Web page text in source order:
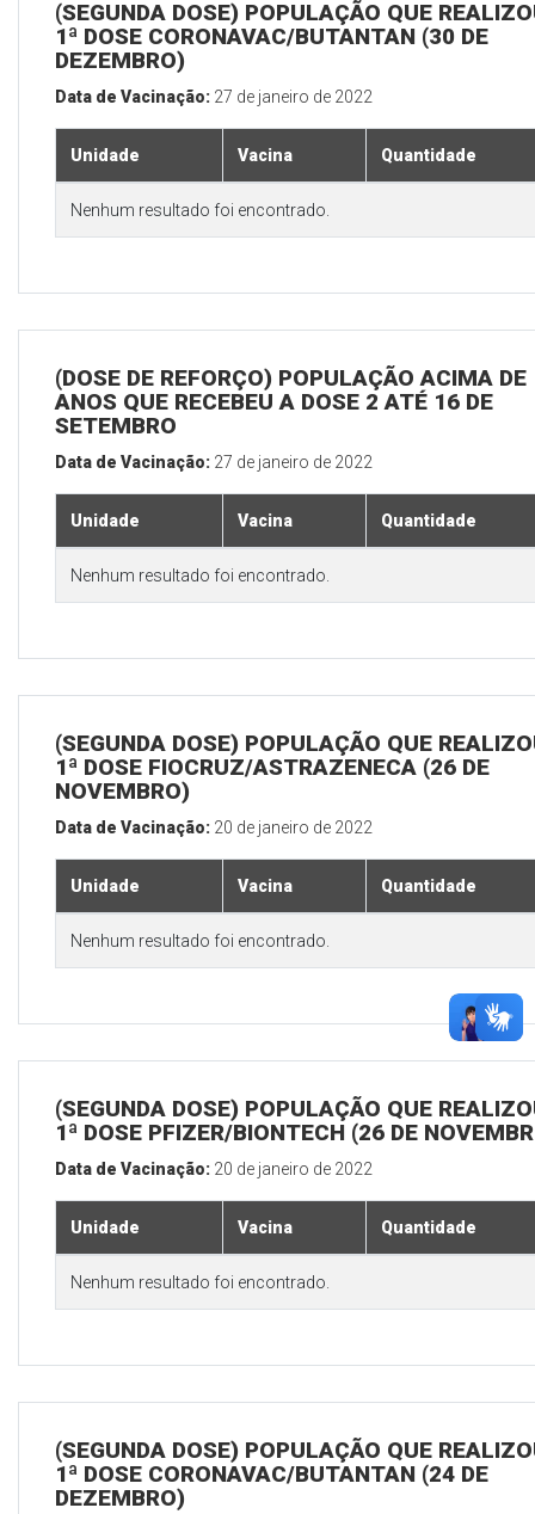
(SEGUNDA DOSE) POPULAÇÃO QUE
1ª DOSE CORONAVAC/BUTANTAN (30 DE
DEZEMBRO)
Data de Vacinação: 27 de janeiro de 2022
Unidade Vacina Quantidade
Nenhum resultado foi encontrado.
(DOSE DE REFORÇO) POPULAÇÃO ACIMA DE
ANOS QUE RECEBEU A DOSE 2 ATÉ 16 DE
SETEMBRO
Data de Vacinação: 27 de janeiro de 2022
Unidade Vacina Quantidade
Nenhum resultado foi encontrado.
(SEGUNDA DOSE) POPULAÇÃO QUE
1ª DOSE FIOCRUZ/ASTRAZENECA (26 DE
NOVEMBRO)
Data de Vacinação: 20 de janeiro de 2022
Unidade Vacina Quantidade
Nenhum resultado foi encontrado.
(SEGUNDA DOSE) POPULAÇÃO QUE
1ª DOSE PFIZER/BIONTECH (26 DE
Data de Vacinação: 20 de janeiro de 2022
Unidade Vacina Quantidade
Nenhum resultado foi encontrado.
(SEGUNDA DOSE) POPULAÇÃO QUE
1ª DOSE CORONAVAC/BUTANTAN (24 DE
DEZEMBRO)